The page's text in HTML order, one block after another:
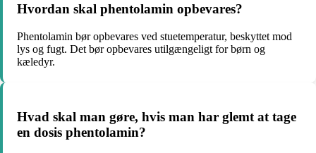
Hvordan skal phentolamin opbevares?
Phentolamin bør opbevares ved stuetemperatur, beskyttet mod
lys og fugt. Det bør opbevares utilgængeligt for børn og
kæledyr.
Hvad skal man gøre, hvis man har glemt at tage
en dosis phentolamin?